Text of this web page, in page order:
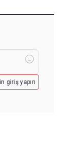
giriş yapın